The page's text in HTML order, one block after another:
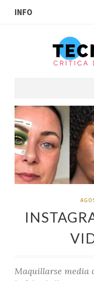
INFO
Maquillarse media